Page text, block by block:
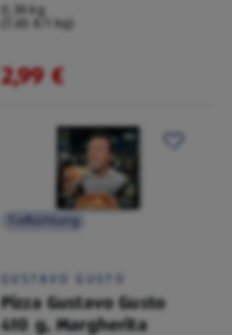
0,39 kg
(7,65 €/1 kg)
2,99 €
Tiefkühlung
GUSTAVO GUSTO
Pizza Gustavo Gusto
410 g, Margherita